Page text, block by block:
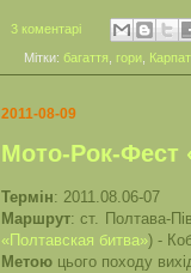
3 коментарі
Мітки: багаття гори,
2011-08-09
Мото-Рок-Фест
Термін: 2011.08.06-07
Маршрут: ст. Полтава-
«Полтавская битва») -
Метою цього походу